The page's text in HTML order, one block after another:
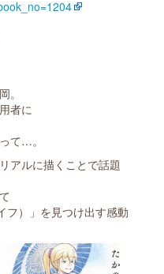
。
者に
て…。
アルに描くことで話題
フ）」を見つけ出す感動